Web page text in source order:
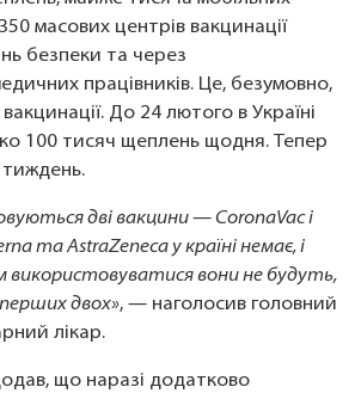
масових центрів вакцинації
безпеки та через
працівників. Це, безумовно,
До 24 лютого в Україні
100 тисяч щеплень щодня. Тепер
дві вакцини — CoronaVac і
та AstraZeneca у країні немає, і
використовуватися вони не будуть,
двох», — наголосив головний
лікар.
що наразі додатково